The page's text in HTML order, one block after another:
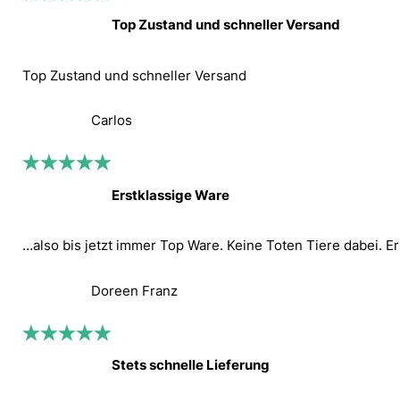
Top Zustand und schneller Versand
Top Zustand und schneller Versand
Carlos
Erstklassige Ware
…also bis jetzt immer Top Ware. Keine Toten Tiere dabei.
Doreen Franz
Stets schnelle Lieferung